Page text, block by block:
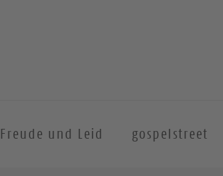
Freude und Leid gospelstreet